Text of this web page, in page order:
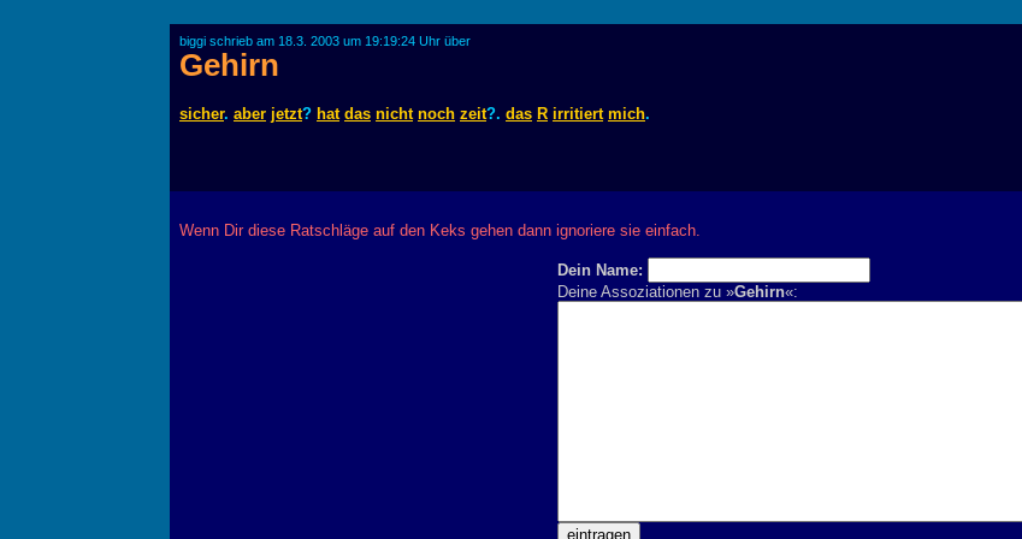
biggi schrieb am 18.3. 2003 um 19:19:24 Uhr über
Gehirn
sicher. aber jetzt? hat das nicht noch zeit?. das R irritiert mich.
Wenn Dir diese Ratschläge auf den Keks gehen dann ignoriere sie einfach.
Dein Name:
Deine Assoziationen zu »Gehirn«: